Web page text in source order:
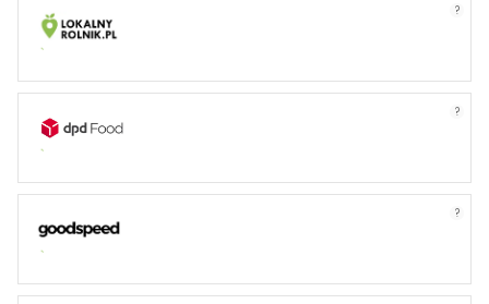
?
?
?